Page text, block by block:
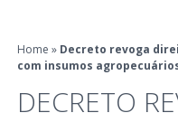
Home » Decreto revoga
com insumos
DECRETO